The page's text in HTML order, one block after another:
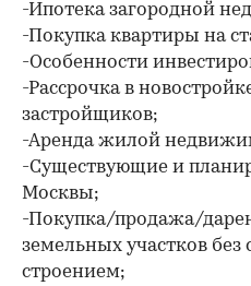
-Ипотека загородной
-Покупка квартиры на
-Особенности
-Рассрочка в
застройщиков;
-Аренда жилой
-Существующие и
Москвы;
-Покупка/продажа/
земельных участков без
строением;